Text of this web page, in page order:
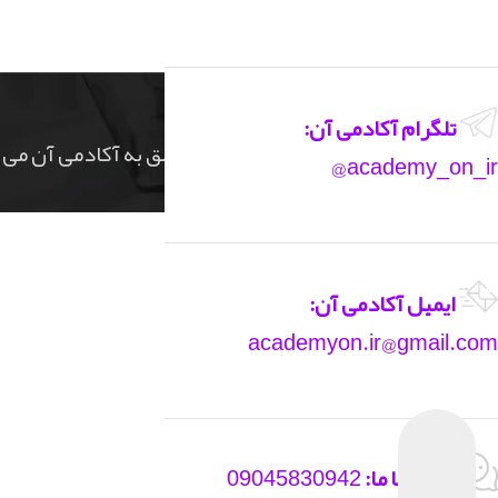
تلگرام آکادمی آن:
academy_on_ir@
ایمیل آکادمی آن:
academyon.ir@gmail.com
تماس با ما:
کلیه حقوق مادی و معنوی این سایت متعلق به آکادمی آن می